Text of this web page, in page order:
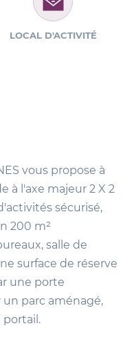
LOCAL D'ACTIVITÉ
vous propose à
à l'axe majeur 2 X 2
sécurisé,
200 m²
salle de
surface de réserve
une porte
parc aménagé,